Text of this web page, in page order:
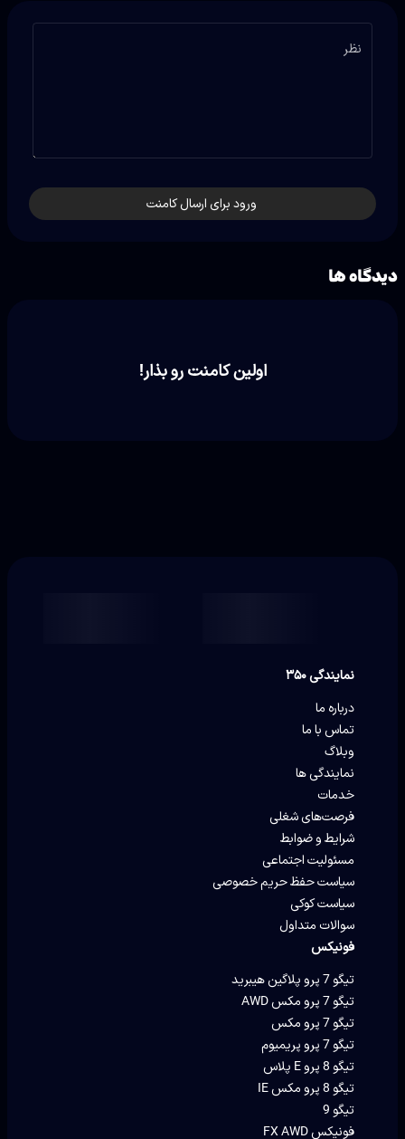
نظر
ورود برای ارسال کامنت
دیدگاه ها
اولین کامنت رو بذار!
نمایندگی ۳۵۰
درباره ما
تماس با ما
وبلاگ
نمایندگی ها
خدمات
فرصت‌های شغلی
شرایط و ضوابط
مسئولیت اجتماعی
سیاست حفظ حریم خصوصی
سیاست کوکی
سوالات متداول
فونیکس
تیگو 7 پرو پلاگین هیبرید
تیگو 7 پرو مکس AWD
تیگو 7 پرو مکس
تیگو 7 پرو پریمیوم
تیگو 8 پرو E پلاس
تیگو 8 پرو مکس IE
تیگو 9
فونیکس FX AWD